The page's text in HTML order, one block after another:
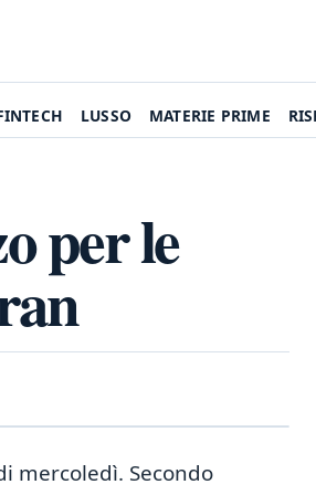
LUSSO MATERIE PRIME
per le
mercoledì. Secondo